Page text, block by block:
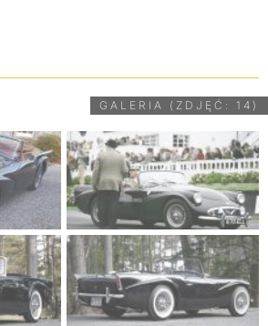
GALERIA (ZDJĘĆ: 14)